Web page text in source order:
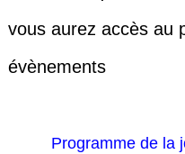
vous aurez accès au
évènements
Programme de la